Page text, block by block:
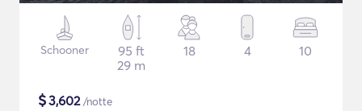
Schooner
95 ft
29 m
18 4 10
$3,602/notte